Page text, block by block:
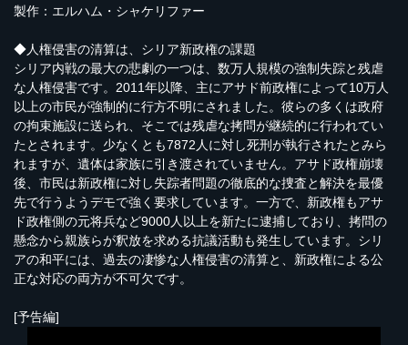
製作：エルハム・シャケリファー
◆人権侵害の清算は、シリア新政権の課題
シリア内戦の最大の悲劇の一つは、数万人規模の強制失踪と残虐
な人権侵害です。2011年以降、主にアサド前政権によって10万人
以上の市民が強制的に行方不明にされました。彼らの多くは政府
の拘束施設に送られ、そこでは残虐な拷問が継続的に行われてい
たとされます。少なくとも7872人に対し死刑が執行されたとみら
れますが、遺体は家族に引き渡されていません。アサド政権崩壊
後、市民は新政権に対し失踪者問題の徹底的な捜査と解決を最優
先で行うようデモで強く要求しています。一方で、新政権もアサ
ド政権側の元将兵など9000人以上を新たに逮捕しており、拷問の
懸念から親族らが釈放を求める抗議活動も発生しています。シリ
アの和平には、過去の凄惨な人権侵害の清算と、新政権による公
正な対応の両方が不可欠です。
[予告編]